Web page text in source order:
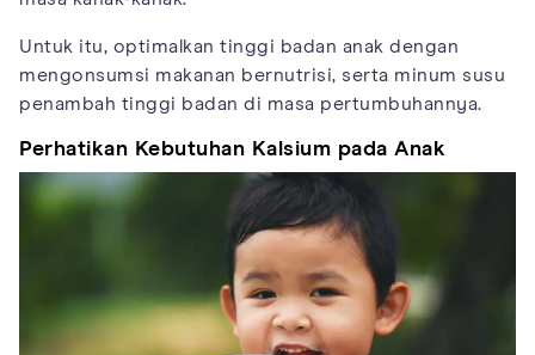
Untuk itu, optimalkan tinggi badan anak dengan
mengonsumsi makanan bernutrisi, serta minum susu
penambah tinggi badan di masa pertumbuhannya.
Perhatikan Kebutuhan Kalsium pada Anak